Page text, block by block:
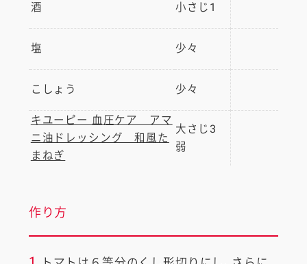
酒 小さじ1
塩 少々
こしょう 少々
キユーピー 血圧ケア アマ
ニ油ドレッシング 和風た
まねぎ
大さじ3
弱
作り方